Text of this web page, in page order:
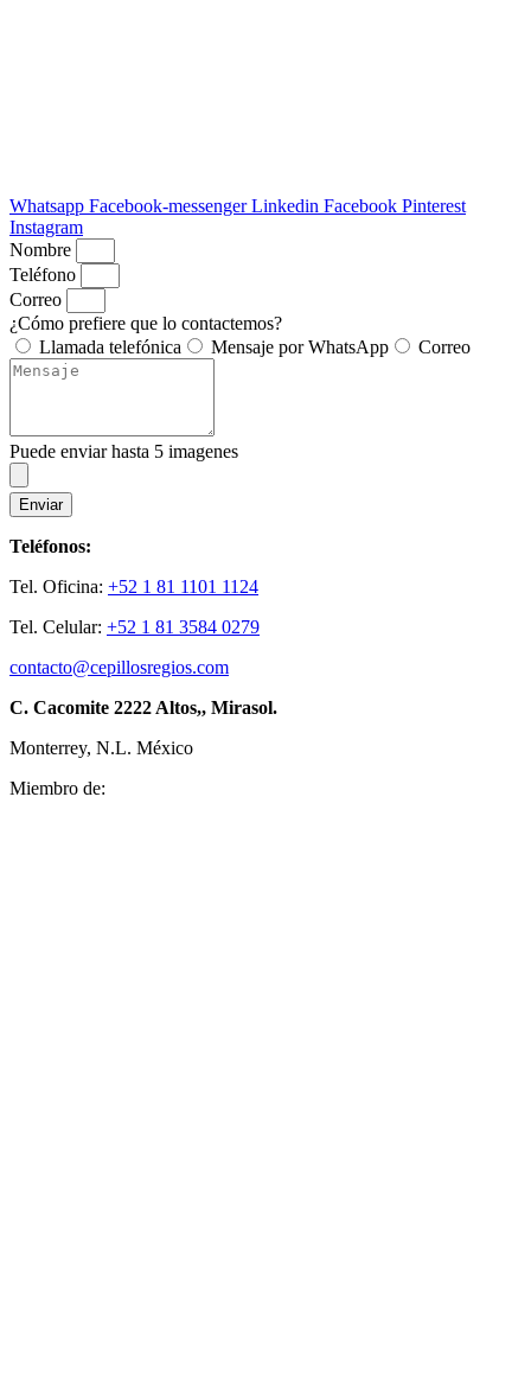
Whatsapp Facebook-messenger Linkedin Facebook Pinterest
Instagram
Nombre
Teléfono
Correo
¿Cómo prefiere que lo contactemos?
Llamada telefónica
Mensaje por WhatsApp Correo
Puede enviar hasta 5 imagenes
Enviar
Teléfonos:
Tel. Oficina: +52 1 81 1101 1124
Tel. Celular: +52 1 81 3584 0279
contacto@cepillosregios.com
C. Cacomite 2222 Altos,, Mirasol.
Monterrey, N.L. México
Miembro de: